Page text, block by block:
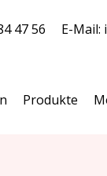
Produkte
47 56 E-Mail: